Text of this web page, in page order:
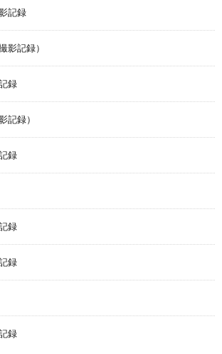
記録
影記録）
録
記録）
録
録
録
録